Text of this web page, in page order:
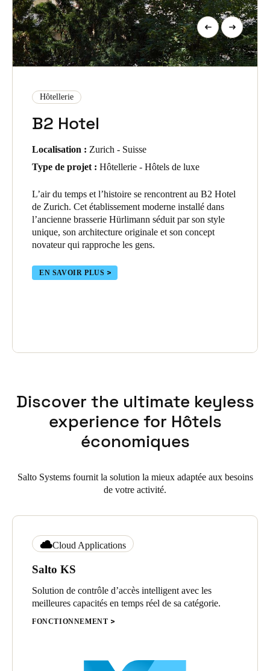
Hôtellerie
B2 Hotel
Localisation : Zurich - Suisse
Type de projet : Hôtellerie - Hôtels de luxe
L’air du temps et l’histoire se rencontrent au B2 Hotel
de Zurich. Cet établissement moderne installé dans
l’ancienne brasserie Hürlimann séduit par son style
unique, son architecture originale et son concept
novateur qui rapproche les gens.
EN SAVOIR PLUS
Discover the ultimate keyless
experience for Hôtels
économiques
Salto Systems fournit la solution la mieux adaptée aux besoins
de votre activité.
Cloud Applications
Salto KS
Solution de contrôle d’accès intelligent avec les
meilleures capacités en temps réel de sa catégorie.
FONCTIONNEMENT